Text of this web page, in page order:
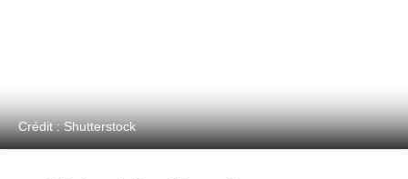
Crédit : Shutterstock